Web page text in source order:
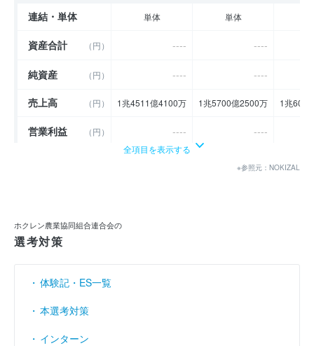
連結・単体 単体 単体
資産合計 （円） ---- ----
純資産 （円） ----
----
売上高
（円） 1兆4511億4100万 1兆5700億2500万 1兆
営業利益 （円） ---- ----
利益余剰金 （円）
売上伸び率
営業利益率 （％）
経常利益率 （％）
全項目を表示する
※参照元：NOKIZAL
ホクレン農業協同組合連合会の
選考対策
体験記・ES一覧
本選考対策
インターン